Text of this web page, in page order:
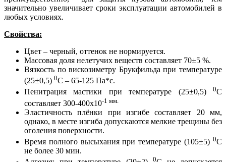
значительно увеличивает сроки эксплуатации автомобилей в
любых условиях.
Свойства:
Цвет – черный, оттенок не нормируется.
Массовая доля нелетучих веществ составляет 70±5 %.
Вязкость по вискозиметру Брукфильда при температуре
(25±0,5) 0С – 65-125 Па*с.
Пенитрация мастики при температуре (25±0,5) 0С
составляет 300-400х10-1 мм.
Эластичность плёнки при изгибе составляет 20 мм,
однако, в месте изгиба допускаются мелкие трещины без
оголения поверхности.
Время полного высыхания при температуре (105±5) 0С
не более 30 мин.
0